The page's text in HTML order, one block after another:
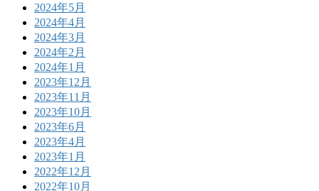
2024年5月
2024年4月
2024年3月
2024年2月
2024年1月
2023年12月
2023年11月
2023年10月
2023年6月
2023年4月
2023年1月
2022年12月
2022年10月